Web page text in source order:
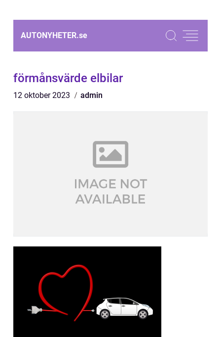
AUTONYHETER.se
förmånsvärde elbilar
12 oktober 2023 admin